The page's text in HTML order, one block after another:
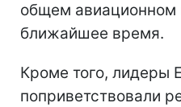
общем авиационном
ближайшее время.
Кроме того, лидеры
поприветствовали